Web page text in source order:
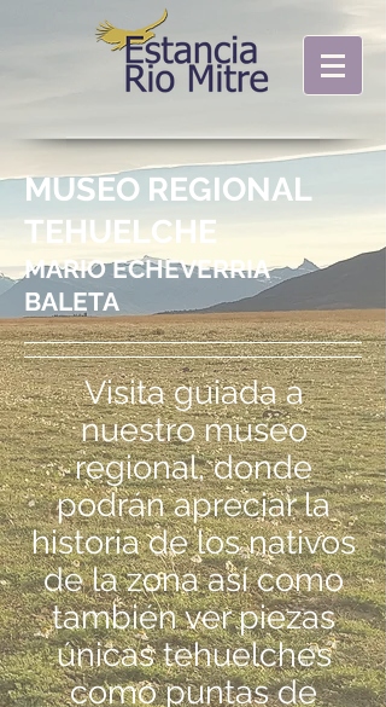
MUSEO REGIONAL
TEHUELCHE
MARIO ECHEVERRIA
BALETA
Visita guiada a
nuestro museo
regional, donde
podrán apreciar la
historia de los nativos
de la zona así como
también ver piezas
únicas tehuelches
como puntas de